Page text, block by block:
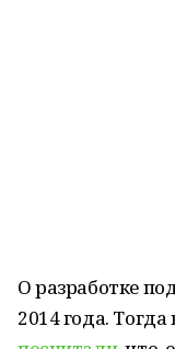
О разработке
2014 года.